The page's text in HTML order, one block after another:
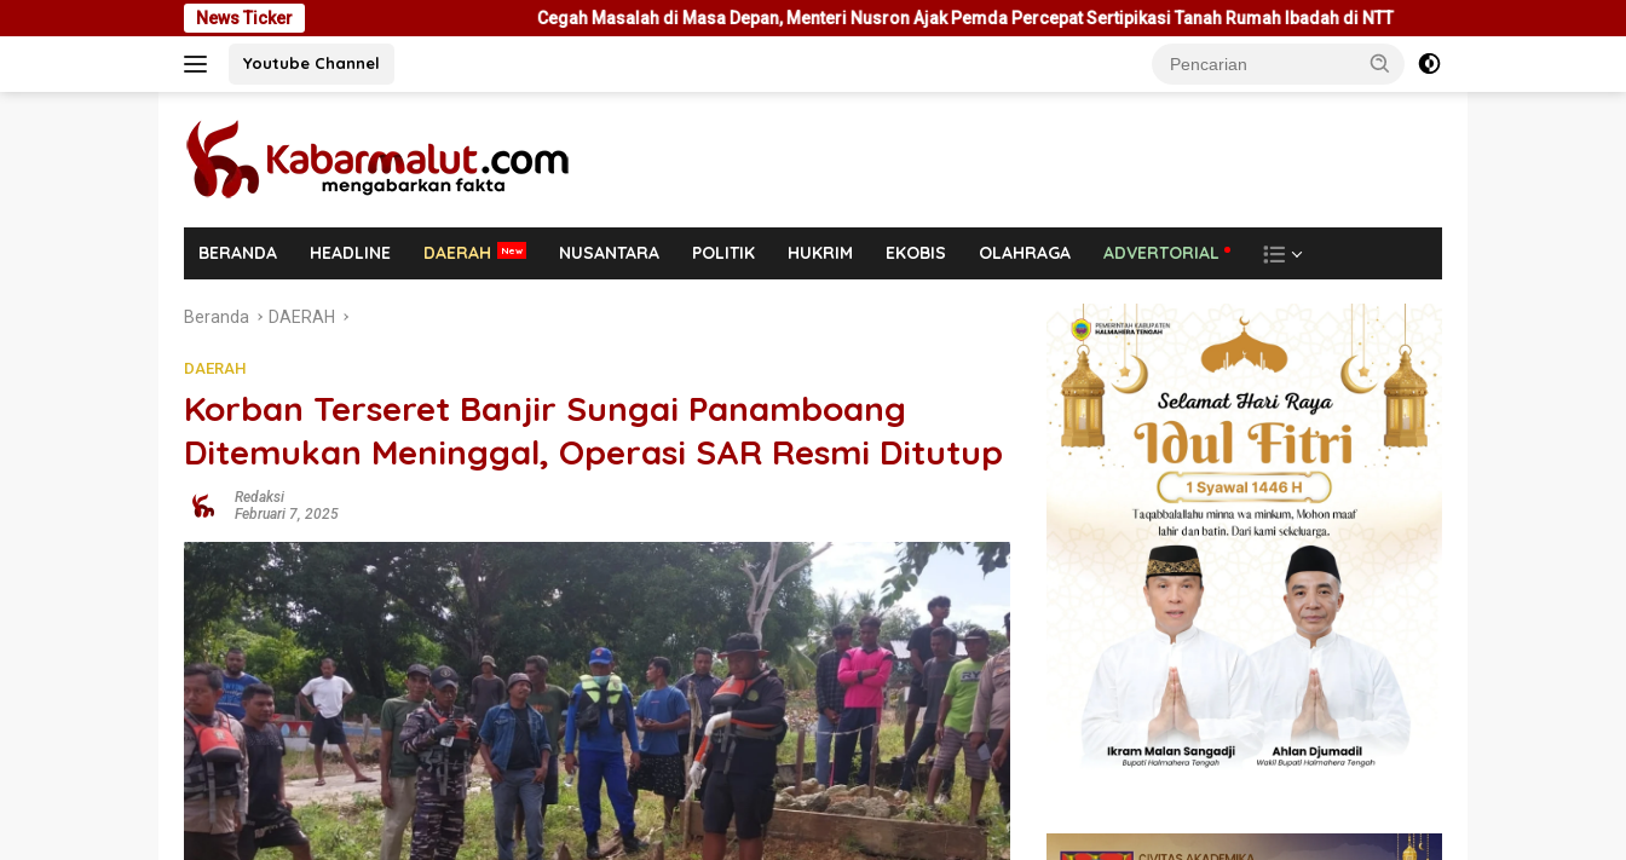
ke
News Ticker Cegah Masalah di Masa Depan, Menteri Nusron Ajak Pemda Percepat Sertipikasi Tanah Rumah Ibadah di NTT Rakor Bersama Pemda Se-NTT, Menteri
Youtube Channel
BERANDA HEADLINE DAERAH NUSANTARA POLITIK HUKRIM EKOBIS OLAHRAGA ADVERTORIAL
L
Y
Beranda DAERAH
DAERAH
Korban Terseret Banjir Sungai Panamboang
Ditemukan Meninggal, Operasi SAR Resmi Ditutup
Redaksi
Februari 7, 2025